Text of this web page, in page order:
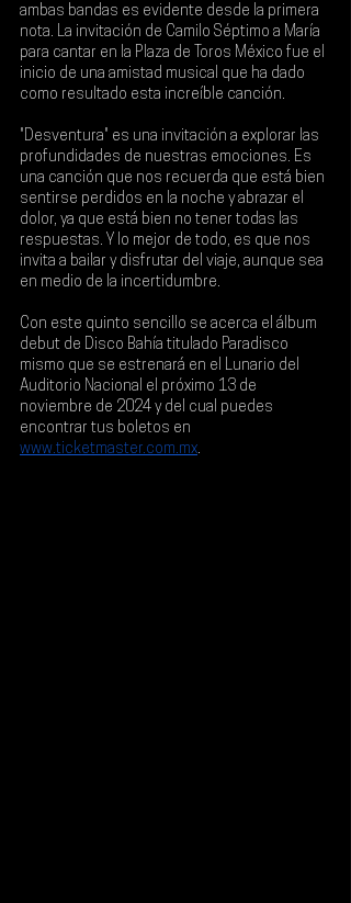
ambas bandas es evidente desde la primera
nota. La invitación de Camilo Séptimo a María
para cantar en la Plaza de Toros México fue el
inicio de una amistad musical que ha dado
como resultado esta increíble canción.
"Desventura" es una invitación a explorar las
profundidades de nuestras emociones. Es
una canción que nos recuerda que está bien
sentirse perdidos en la noche y abrazar el
dolor, ya que está bien no tener todas las
respuestas. Y lo mejor de todo, es que nos
invita a bailar y disfrutar del viaje, aunque sea
en medio de la incertidumbre.
Con este quinto sencillo se acerca el álbum
debut de Disco Bahía titulado Paradisco
mismo que se estrenará en el Lunario del
Auditorio Nacional el próximo 13 de
noviembre de 2024 y del cual puedes
encontrar tus boletos en
www.ticketmaster.com.mx.